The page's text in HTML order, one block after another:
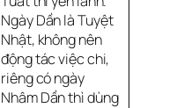
Ngày Dần là Tuyệt
Nhật, không nên
động tác việc chi,
riêng có ngày
Nhâm Dần thì dùng